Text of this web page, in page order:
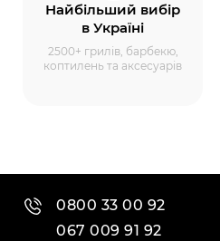
Найбільший вибір
в Україні
2500+ грилів, барбекю,
коптилень та аксесуарів
0800 33 00 92
067 009 91 92